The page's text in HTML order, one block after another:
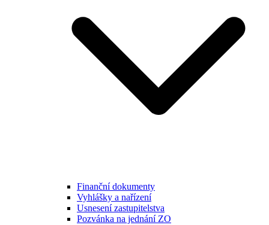
Finanční dokumenty
Vyhlášky a nařízení
Usnesení zastupitelstva
Pozvánka na jednání ZO